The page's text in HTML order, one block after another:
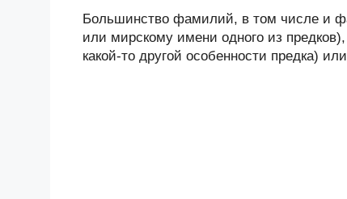
Большинство фамилий, в том числе и
или мирскому имени одного из
какой-то другой особенности предка)